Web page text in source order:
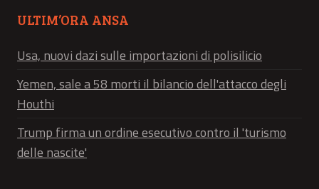
ULTIM’ORA ANSA
Usa, nuovi dazi sulle importazioni di polisilicio
Yemen, sale a 58 morti il bilancio dell'attacco degli
Houthi
Trump firma un ordine esecutivo contro il 'turismo
delle nascite'